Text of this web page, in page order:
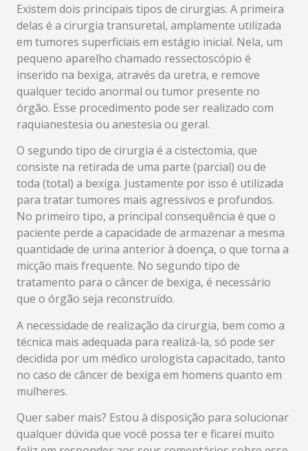
Existem dois principais tipos de cirurgias. A primeira
delas é a cirurgia transuretal, amplamente utilizada
em tumores superficiais em estágio inicial. Nela, um
pequeno aparelho chamado ressectoscópio é
inserido na bexiga, através da uretra, e remove
qualquer tecido anormal ou tumor presente no
órgão. Esse procedimento pode ser realizado com
raquianestesia ou anestesia ou geral.
O segundo tipo de cirurgia é a cistectomia, que
consiste na retirada de uma parte (parcial) ou de
toda (total) a bexiga. Justamente por isso é utilizada
para tratar tumores mais agressivos e profundos.
No primeiro tipo, a principal consequência é que o
paciente perde a capacidade de armazenar a mesma
quantidade de urina anterior à doença, o que torna a
micção mais frequente. No segundo tipo de
tratamento para o câncer de bexiga, é necessário
que o órgão seja reconstruído.
A necessidade de realização da cirurgia, bem como a
técnica mais adequada para realizá-la, só pode ser
decidida por um médico urologista capacitado, tanto
no caso de câncer de bexiga em homens quanto em
mulheres.
Quer saber mais? Estou à disposição para solucionar
qualquer dúvida que você possa ter e ficarei muito